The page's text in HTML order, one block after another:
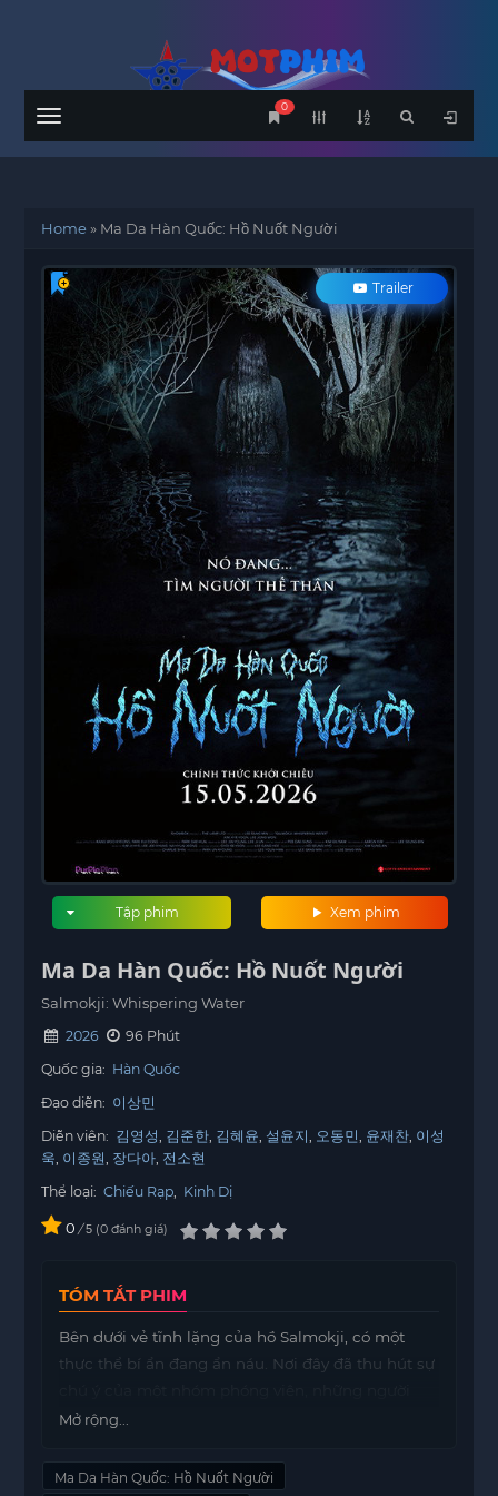
Menu
0
Home» Ma Da Hàn Quốc: Hồ Nuốt Người
Trailer
Xem phim
Tập phim
Ma Da Hàn Quốc: Hồ Nuốt Người
Salmokji: Whispering Water
2026
96 Phút
Quốc gia: Hàn Quốc
Đạo diễn: 이상민
Diễn viên: 김영성 김준한 김혜윤 설윤지 오동민 윤재찬 이성
욱 이종원 장다아 전소현
Thể loại: Chiếu Rạp Kinh Dị
0 / 5 0 đánh giá
TÓM TẮT PHIM
Bên dưới vẻ tĩnh lặng của hồ Salmokji, có một
thực thể bí ẩn đang ẩn náu. Nơi đây đã thu hút sự
quyết định tiến hành điều tra về những vụ án kỳ
mình đang bước vào một cuộc phiêu lưu đầy
Mở rộng...
Ma Da Hàn Quốc: Hồ Nuốt Người